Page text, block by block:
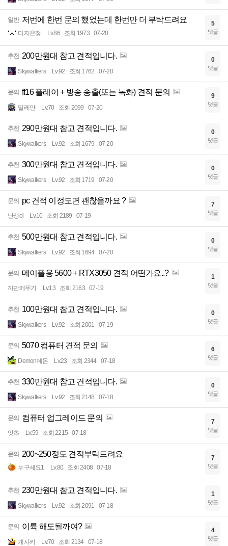
일반 저번에 한번 문의 했었는데 한번만 더 부탁드려요
디지은정 Lv.86 조회 1973 07-20
5
댓글
추천 200만원대 참고 견적입니다.
Skywalkers Lv.92 조회 1762 07-20
0
댓글
문의 ff16 플레이 + 방송 송출(또는 녹화) 견적 문의
밀레안 Lv.70 조회 2099 07-20
9
댓글
추천 290만원대 참고 견적입니다.
Skywalkers Lv.92 조회 1679 07-20
0
댓글
추천 300만원대 참고 견적입니다.
Skywalkers Lv.92 조회 1719 07-20
0
댓글
문의 pc 견적 이정도면 괜찮을까요 ?
난쟁ol Lv.10 조회 2189 07-19
7
댓글
추천 500만원대 참고 견적입니다.
Skywalkers Lv.92 조회 1694 07-20
0
댓글
문의 메이플용 5600 + RTX3050 견적 어떤가요..?
까만메뚜기 Lv.13 조회 2163 07-19
1
댓글
추천 100만원대 참고 견적입니다.
Skywalkers Lv.92 조회 2001 07-19
0
댓글
문의 5070 컴퓨터 견적 문의
Demon데몬 Lv.23 조회 2344 07-18
6
댓글
추천 330만원대 참고 견적입니다.
Skywalkers Lv.92 조회 2148 07-18
0
댓글
문의 컴퓨터 업그레이드 문의
앗츠 Lv.59 조회 2215 07-18
7
댓글
문의 200~250정도 견적부탁드려요
누구세요1 Lv.80 조회 2408 07-18
7
댓글
추천 230만원대 참고 견적입니다.
Skywalkers Lv.92 조회 2091 07-18
1
댓글
문의 이륙 해도될까여?
개샤키 Lv.70 조회 2134 07-18
4
댓글